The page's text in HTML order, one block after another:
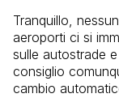
Tranquillo,
aeroporti ci si
sulle autostrade
consiglio
cambio